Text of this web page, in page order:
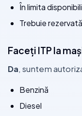
În limita
Trebuie
Faceți ITP la
Da, suntem
Benzină
Diesel